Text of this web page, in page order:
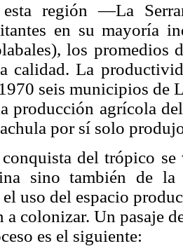
región —La
en su mayoría
los promedios
calidad. La
seis municipios de
producción agrícola
por sí solo
del trópico
sino también de
uso del espacio
a colonizar. Un pasaje
es el siguiente: